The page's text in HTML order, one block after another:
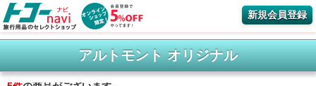
新規会員登録
アルトモント オリジナル